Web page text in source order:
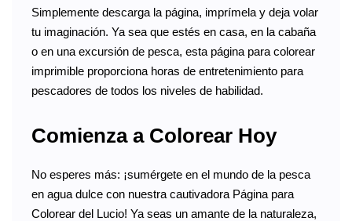
Simplemente descarga la página, imprímela y deja volar
tu imaginación. Ya sea que estés en casa, en la cabaña
o en una excursión de pesca, esta página para colorear
imprimible proporciona horas de entretenimiento para
pescadores de todos los niveles de habilidad.
Comienza a Colorear Hoy
No esperes más: ¡sumérgete en el mundo de la pesca
en agua dulce con nuestra cautivadora Página para
Colorear del Lucio! Ya seas un amante de la naturaleza,